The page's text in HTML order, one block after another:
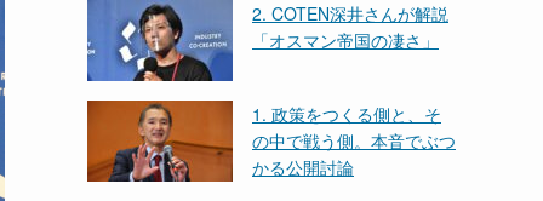
2. COTEN深井さんが解説
「オスマン帝国の凄さ」
1. 政策をつくる側と、そ
の中で戦う側。本音でぶつ
かる公開討論